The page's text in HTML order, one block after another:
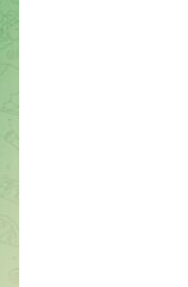
26)
2025-26